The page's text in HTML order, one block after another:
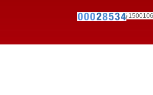
备案号：宁ICP备